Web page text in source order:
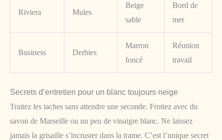
Riviera Mules
Beige
sable
Bord de
mer
Business Derbies
Marron
foncé
Réunion
travail
Secrets d’entretien pour un blanc toujours neige
Traitez les taches sans attendre une seconde. Frottez avec du
savon de Marseille ou un peu de vinaigre blanc. Ne laissez
jamais la grisaille s’incruster dans la trame. C’est l’unique secret